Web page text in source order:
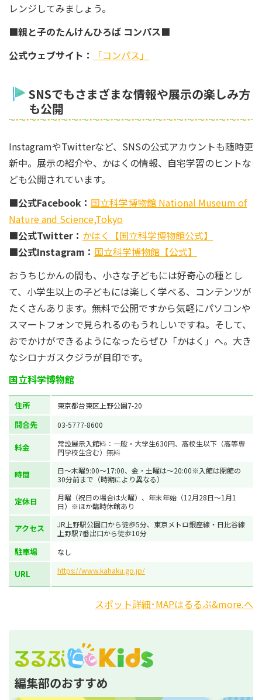
レンジしてみましょう。
■親と子のたんけんひろば コンパス■
公式ウェブサイト：
「コンパス」
SNSでもさまざまな情報や展示の楽しみ方
も公開
InstagramやTwitterなど、SNSの公式アカウントも随時更
新中。展示の紹介や、かはくの情報、自宅学習のヒントな
ども公開されています。
■公式Facebook： 国立科学博物館 National Museum of
Nature and Science,Tokyo
■公式Twitter： かはく【国立科学博物館公式】
■公式Instagram： 国立科学博物館【公式】
おうちじかんの間も、小さな子どもには好奇心の種とし
て、小学生以上の子どもには楽しく学べる、コンテンツが
たくさんあります。無料で公開ですから気軽にパソコンや
スマートフォンで見られるのもうれしいですね。そして、
おでかけができるようになったらぜひ「かはく」へ。大き
なシロナガスクジラが目印です。
国立科学博物館
住所 東京都台東区上野公園7-20
問合先 03-5777-8600
料金
常設展示入館料：一般・大学生630円、高校生以下（高等専
門学校生含む）無料
時間
日～木曜9:00～17:00、金・土曜は～20:00※入館は閉館の
30分前まで（時期により異なる）
定休日
月曜（祝日の場合は火曜）、年末年始（12月28日～1月1
日）※ほか臨時休館あり
アクセス
JR上野駅公園口から徒歩5分、東京メトロ銀座線・日比谷線
上野駅7番出口から徒歩10分
駐車場 なし
URL https://www.kahaku.go.jp/
スポット詳細･MAPはるるぶ&more.へ
編集部のおすすめ